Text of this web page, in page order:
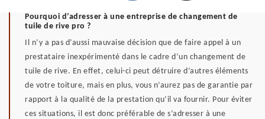
Pourquoi d’adresser à une entreprise de changement de
tuile de rive pro ?
Il n’y a pas d’aussi mauvaise décision que de faire appel à un
prestataire inexpérimenté dans le cadre d’un changement de
tuile de rive. En effet, celui-ci peut détruire d’autres éléments
de votre toiture, mais en plus, vous n’aurez pas de garantie par
rapport à la qualité de la prestation qu’il va fournir. Pour éviter
ces situations, il est donc préférable de s’adresser à une